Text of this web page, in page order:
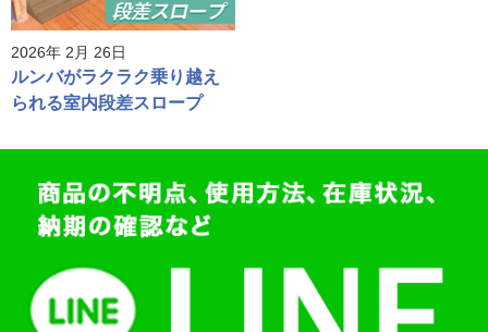
2026年 2月 26日
ルンバがラクラク乗り越え
られる室内段差スロープ